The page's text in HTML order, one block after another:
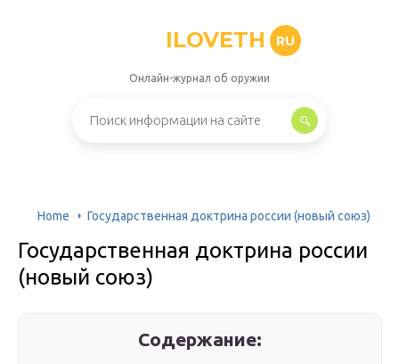
ILOVETH RU
Онлайн-журнал об оружии
Home Государственная доктрина россии (новый союз)
Государственная доктрина россии
(новый союз)
Содержание: